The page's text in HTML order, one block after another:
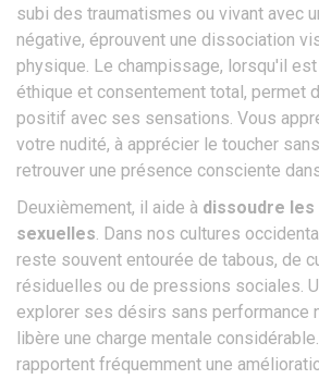
subi des traumatismes ou vivant avec
négative, éprouvent une dissociation
physique. Le champissage, lorsqu'il
éthique et consentement total, permet
positif avec ses sensations. Vous
votre nudité, à apprécier le toucher
retrouver une présence consciente
Deuxièmement, il aide à dissoudre les
sexuelles. Dans nos cultures
reste souvent entourée de tabous, de
résiduelles ou de pressions sociales.
explorer ses désirs sans performance
libère une charge mentale
rapportent fréquemment une